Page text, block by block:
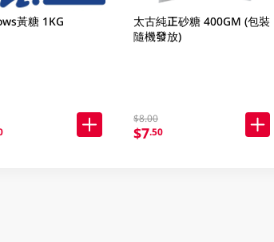
黃糖 1KG
太古純正砂糖 400GM (包裝
隨機發放)
$8.00
$7.50